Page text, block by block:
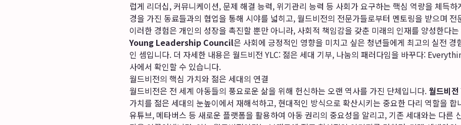
럽게 리더십, 커뮤니케이션, 문제 해결 능력, 위기관리 능력 등 사회가 요구하는 핵심 역량을 체득하
경을 가진 동료들과의 협업을 통해 시야를 넓히고, 월드비전의 전문가들로부터 멘토링을 받으며
이러한 경험은 개인의 성장을 촉진할 뿐만 아니라, 사회적 책임감을 갖춘 미래의 인재를 양성한다
Young Leadership Council은 사회에 긍정적인 영향을 미치고 싶은 청년들에게 최고의 실전 경
인 셈입니다. 더 자세한 내용은 월드비전 YLC: 젊은 세대 기부, 나눔의 패러다임을 바꾸다:
사에서 확인할 수 있습니다.
월드비전의 핵심 가치와 젊은 세대의 연결
월드비전은 전 세계 아동들의 풍요로운 삶을 위해 헌신하는 오랜 역사를 가진 단체입니다. 월드비전
가치를 젊은 세대의 눈높이에서 재해석하고, 현대적인 방식으로 확산시키는 중요한 다리 역할을
유튜브, 메타버스 등 새로운 플랫폼을 활용하여 아동 권리의 중요성을 알리고, 기존 세대와는 다른